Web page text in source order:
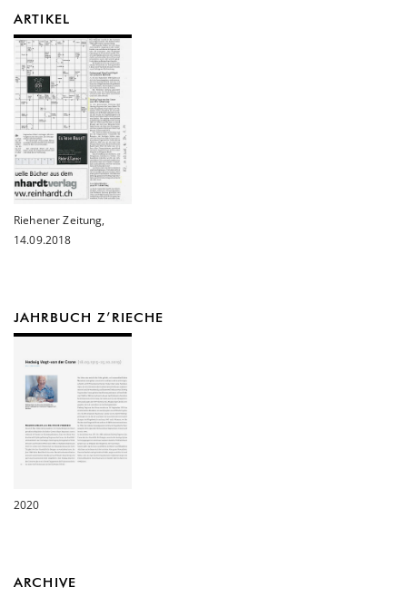
ARTIKEL
Riehener Zeitung,
14.09.2018
JAHRBUCH Z’RIECHE
2020
ARCHIVE